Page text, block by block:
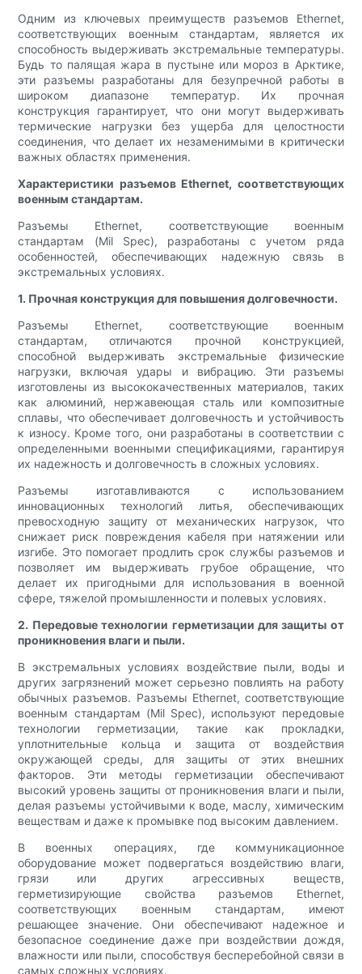
Одним из ключевых преимуществ разъемов Ethernet,
соответствующих военным стандартам, является их
способность выдерживать экстремальные температуры.
Будь то палящая жара в пустыне или мороз в Арктике,
эти разъемы разработаны для безупречной работы в
широком диапазоне температур. Их прочная
конструкция гарантирует, что они могут выдерживать
термические нагрузки без ущерба для целостности
соединения, что делает их незаменимыми в критически
важных областях применения.
Характеристики разъемов Ethernet, соответствующих
военным стандартам.
Разъемы Ethernet, соответствующие военным
стандартам (Mil Spec), разработаны с учетом ряда
особенностей, обеспечивающих надежную связь в
экстремальных условиях.
1. Прочная конструкция для повышения долговечности.
Разъемы Ethernet, соответствующие военным
стандартам, отличаются прочной конструкцией,
способной выдерживать экстремальные физические
нагрузки, включая удары и вибрацию. Эти разъемы
изготовлены из высококачественных материалов, таких
как алюминий, нержавеющая сталь или композитные
сплавы, что обеспечивает долговечность и устойчивость
к износу. Кроме того, они разработаны в соответствии с
определенными военными спецификациями, гарантируя
их надежность и долговечность в сложных условиях.
Разъемы изготавливаются с использованием
инновационных технологий литья, обеспечивающих
превосходную защиту от механических нагрузок, что
снижает риск повреждения кабеля при натяжении или
изгибе. Это помогает продлить срок службы разъемов и
позволяет им выдерживать грубое обращение, что
делает их пригодными для использования в военной
сфере, тяжелой промышленности и полевых условиях.
2. Передовые технологии герметизации для защиты от
проникновения влаги и пыли.
В экстремальных условиях воздействие пыли, воды и
других загрязнений может серьезно повлиять на работу
обычных разъемов. Разъемы Ethernet, соответствующие
военным стандартам (Mil Spec), используют передовые
технологии герметизации, такие как прокладки,
уплотнительные кольца и защита от воздействия
окружающей среды, для защиты от этих внешних
факторов. Эти методы герметизации обеспечивают
высокий уровень защиты от проникновения влаги и пыли,
делая разъемы устойчивыми к воде, маслу, химическим
веществам и даже к промывке под высоким давлением.
В военных операциях, где коммуникационное
оборудование может подвергаться воздействию влаги,
грязи или других агрессивных веществ,
герметизирующие свойства разъемов Ethernet,
соответствующих военным стандартам, имеют
решающее значение. Они обеспечивают надежное и
безопасное соединение даже при воздействии дождя,
влажности или пыли, способствуя бесперебойной связи в
самых сложных условиях.